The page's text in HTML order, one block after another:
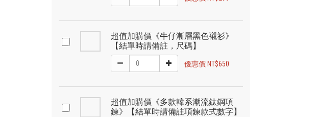
超值加購價《牛仔漸層黑色襯衫》
【結單時請備註，尺碼】
優惠價 NT$650
超值加購價《多款韓系潮流鈦鋼項
鍊》【結單時請備註項鍊款式數字】